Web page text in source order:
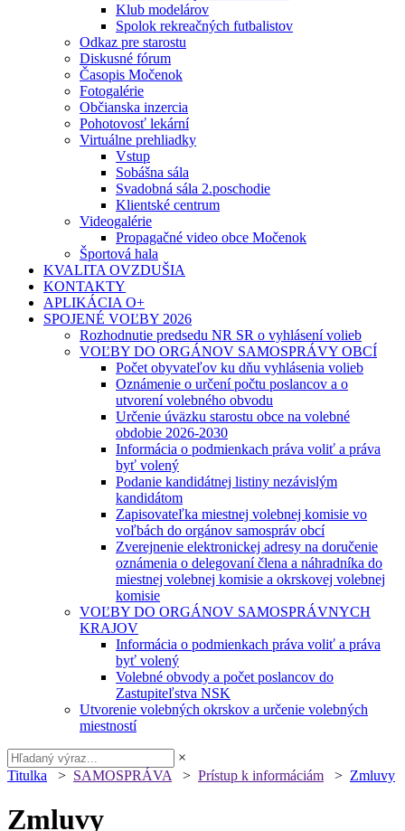
Klub modelárov
Spolok rekreačných futbalistov
Odkaz pre starostu
Diskusné fórum
Časopis Močenok
Fotogalérie
Občianska inzercia
Pohotovosť lekární
Virtuálne prehliadky
Vstup
Sobášna sála
Svadobná sála 2.poschodie
Klientské centrum
Videogalérie
Propagačné video obce Močenok
Športová hala
KVALITA OVZDUŠIA
KONTAKTY
APLIKÁCIA O+
SPOJENÉ VOĽBY 2026
Rozhodnutie predsedu NR SR o vyhlásení volieb
VOĽBY DO ORGÁNOV SAMOSPRÁVY OBCÍ
Počet obyvateľov ku dňu vyhlásenia volieb
Oznámenie o určení počtu poslancov a o
utvorení volebného obvodu
Určenie úväzku starostu obce na volebné
obdobie 2026-2030
Informácia o podmienkach práva voliť a práva
byť volený
Podanie kandidátnej listiny nezávislým
kandidátom
Zapisovateľka miestnej volebnej komisie vo
voľbách do orgánov samospráv obcí
Zverejnenie elektronickej adresy na doručenie
oznámenia o delegovaní člena a náhradníka do
miestnej volebnej komisie a okrskovej volebnej
komisie
VOĽBY DO ORGÁNOV SAMOSPRÁVNYCH
KRAJOV
Informácia o podmienkach práva voliť a práva
byť volený
Volebné obvody a počet poslancov do
Zastupiteľstva NSK
Utvorenie volebných okrskov a určenie volebných
miestností
×
Titulka > SAMOSPRÁVA > Prístup k informáciám > Zmluvy
Zmluvy